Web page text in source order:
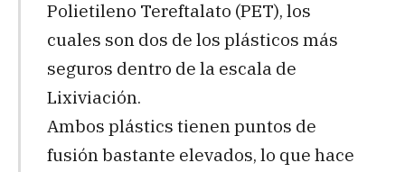
Polietileno Tereftalato (PET), los
cuales son dos de los plásticos más
seguros dentro de la escala de
Lixiviación.
Ambos plástics tienen puntos de
fusión bastante elevados, lo que hace